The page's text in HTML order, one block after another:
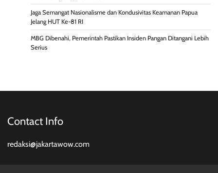
Jaga Semangat Nasionalisme dan Kondusivitas Keamanan Papua
Jelang HUT Ke-81 RI
MBG Dibenahi, Pemerintah Pastikan Insiden Pangan Ditangani Lebih
Serius
Contact Info
redaksi@jakartawow.com